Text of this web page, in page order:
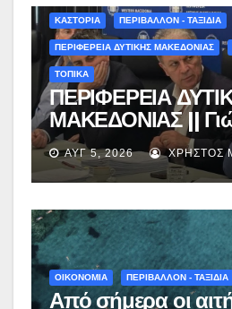
ΚΑΣΤΟΡΙΑ ΠΕΡΙΒΑΛΛΟΝ - ΤΑΞΙΔΙΑ
ΠΕΡΙΦΕΡΕΙΑ ΔΥΤΙΚΗΣ ΜΑΚΕΔΟΝΙΑΣ
ΤΟΠΙΚΑ
ΠΕΡΙΦΕΡΕΙΑ
ΜΑΚΕΔΟΝΙΑΣ ||
Αμανατίδης για
Νεστορίου: «Η
γίνεται πράξη με
χρηματοδότηση»
ΑΥΓ 5, 2026 ΧΡΉΣΤΟΣ
ΟΙΚΟΝΟΜΙΑ ΠΕΡΙΒΑΛΛΟΝ - ΤΑΞΙΔΙΑ
Από σήμερα οι